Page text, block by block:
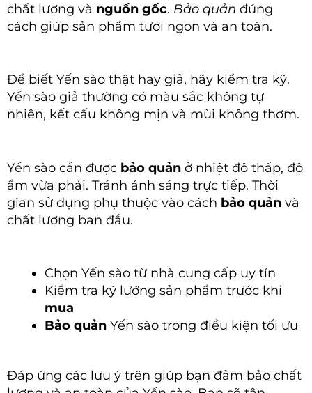
chất lượng và nguồn gốc. Bảo quản đúng
cách giúp sản phẩm tươi ngon và an toàn.
Để biết Yến sào thật hay giả, hãy kiểm tra kỹ.
Yến sào giả thường có màu sắc không tự
nhiên, kết cấu không mịn và mùi không thơm.
Yến sào cần được bảo quản ở nhiệt độ thấp, độ
ẩm vừa phải. Tránh ánh sáng trực tiếp. Thời
gian sử dụng phụ thuộc vào cách bảo quản và
chất lượng ban đầu.
Chọn Yến sào từ nhà cung cấp uy tín
Kiểm tra kỹ lưỡng sản phẩm trước khi
mua
Bảo quản Yến sào trong điều kiện tối ưu
Đáp ứng các lưu ý trên giúp bạn đảm bảo chất